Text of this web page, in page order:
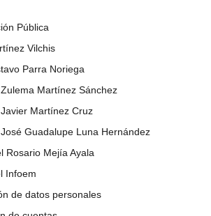
Pública
Vilchis
Parra Noriega
Martínez Sánchez
Martínez Cruz
Guadalupe Luna Hernández
Rosario Mejía Ayala
Infoem
de datos personales